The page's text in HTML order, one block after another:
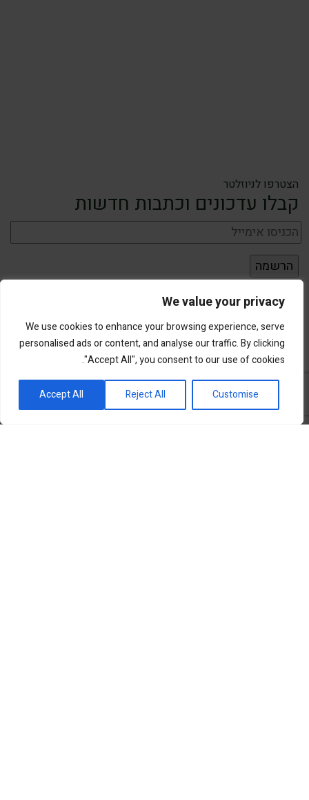
We value your privacy
We use cookies to enhance your browsing experience, serve
personalised ads or content, and analyse our traffic. By clicking
"Accept All", you consent to our use of cookies.
Customise
Reject All
Accept All
הצטרפו לניוזלטר
קבלו עדכונים וכתבות חדשות
פורטל השקעות וחדשנות